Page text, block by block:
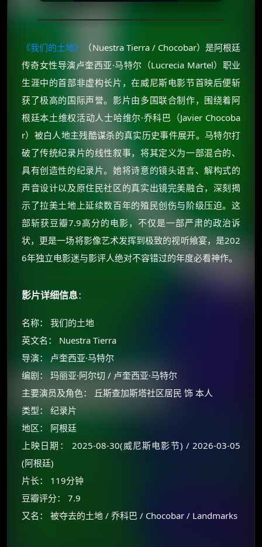
《我们的土地》
（Nuestra Tierra / Chocobar）是阿根廷
传奇女性导演卢奎西亚·马特尔（Lucrecia Martel）职业
生涯中的首部非虚构长片，在威尼斯电影节首映后便斩
获了极高的国际声誉。影片由多国联合制作，围绕着阿
根廷本土维权活动人士哈维尔·乔科巴（Javier Chocoba
r）被白人地主残酷谋杀的真实历史事件展开。马特尔打
破了传统纪录片的线性叙事，将其定义为一部混合的、
具有创造性的纪录片。她将诗意的镜头语言、解构式的
声音设计以及原住民社区的真实出镜完美融合，深刻揭
示了拉美土地上延续数百年的殖民创伤与阶级压迫。这
部斩获豆瓣7.9高分的电影，不仅是一部严肃的政治诉
状，更是一场将影像艺术发挥到极致的视听飨宴，是202
6年独立电影迷与影评人绝对不容错过的年度必看神作。
影片详细信息：
名称： 我们的土地
英文名： Nuestra Tierra
导演： 卢奎西亚·马特尔
编剧： 玛丽亚·阿尔切 / 卢奎西亚·马特尔
主要演员及角色： 丘斯查加斯塔社区居民 饰 本人
类型： 纪录片
地区： 阿根廷
上映日期： 2025-08-30(威尼斯电影节) / 2026-03-05
(阿根廷)
片长： 119分钟
豆瓣评分： 7.9
又名： 被夺去的土地 / 乔科巴 / Chocobar / Landmarks